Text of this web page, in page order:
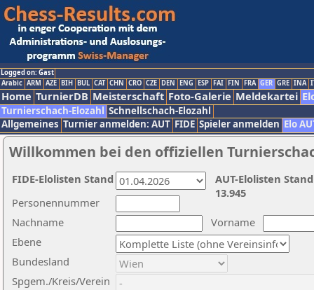
Logged on: Gast
Arabic ARM AZE BIH BUL CAT CHN CRO CZE DEN ENG ESP FAI FIN FRA GER GRE INA
Home TurnierDB Meisterschaft Foto-Galerie Meldekartei
Turnierschach-Elozahl Schnellschach-Elozahl
Allgemeines Turnier anmelden: AUT FIDE Spieler anmelden Elo
Willkommen bei den offiziellen
Nachname
Vorname
Ebene
Personennummer
Bundesland
Spgem./Kreis/Verein
AUT-Elolisten
13.945
FIDE-Elolisten Stand